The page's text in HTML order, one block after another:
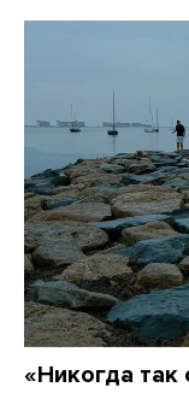
«Никогда